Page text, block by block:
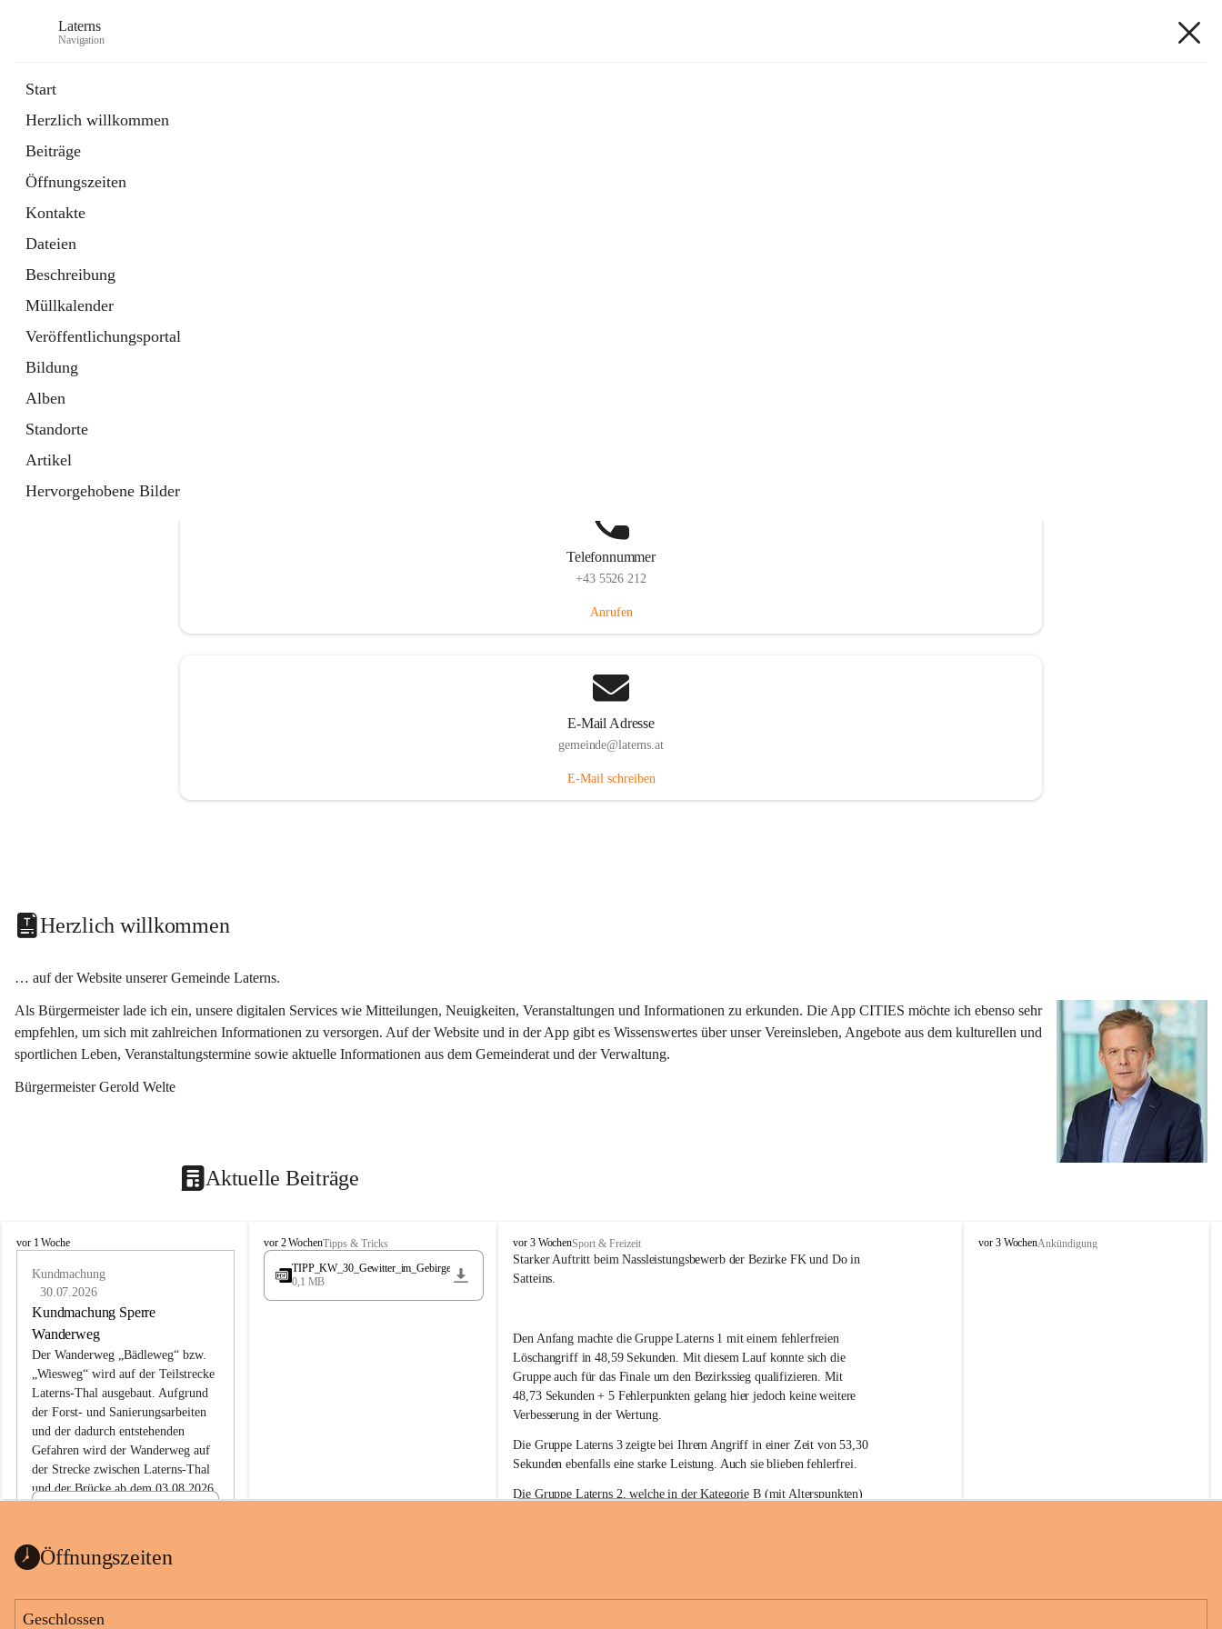
Laterns
Navigation
Start
Herzlich willkommen
Beiträge
Öffnungszeiten
Kontakte
Dateien
Beschreibung
Müllkalender
Veröffentlichungsportal
Bildung
Alben
Standorte
Artikel
Hervorgehobene Bilder
Telefonnummer
+43 5526 212
Anrufen
E-Mail Adresse
gemeinde@laterns.at
E-Mail schreiben
Herzlich willkommen
… auf der Website unserer Gemeinde Laterns.
Als Bürgermeister lade ich ein, unsere digitalen Services wie Mitteilungen, Neuigkeiten, Veranstaltungen und Informationen zu erkunden. Die App CITIES möchte ich ebenso sehr
empfehlen, um sich mit zahlreichen Informationen zu versorgen. Auf der Website und in der App gibt es Wissenswertes über unser Vereinsleben, Angebote aus dem kulturellen und
sportlichen Leben, Veranstaltungstermine sowie aktuelle Informationen aus dem Gemeinderat und der Verwaltung.
Bürgermeister Gerold Welte
Aktuelle Beiträge
L
vor 1 Woche
Kundmachung
30.07.2026
Kundmachung Sperre
Wanderweg
Der Wanderweg „Bädleweg“ bzw.
„Wiesweg“ wird auf der Teilstrecke
Laterns-Thal ausgebaut. Aufgrund
der Forst- und Sanierungsarbeiten
und der dadurch entstehenden
Gefahren wird der Wanderweg auf
der Strecke zwischen Laterns-Thal
und der Brücke ab dem 03.08.2026
ht
1 Seite•0,1 MB
L
a
e
vor 2 WochenTipps & Tricks
TIPP_KW_30_Gewitter_im_Gebirge
0,1 MB
F
r
e
l
l
i
g
e
F
e
u
e
r
w
t
vor 3 WochenSport & Freizeit
Starker Auftritt beim Nassleistungsbewerb der Bezirke FK und Do in
Satteins.
Den Anfang machte die Gruppe Laterns 1 mit einem fehlerfreien
Löschangriff in 48,59 Sekunden. Mit diesem Lauf konnte sich die
Gruppe auch für das Finale um den Bezirkssieg qualifizieren. Mit
48,73 Sekunden + 5 Fehlerpunkten gelang hier jedoch keine weitere
Verbesserung in der Wertung.
Die Gruppe Laterns 3 zeigte bei Ihrem Angriff in einer Zeit von 53,30
Sekunden ebenfalls eine starke Leistung. Auch sie blieben fehlerfrei.
Die Gruppe Laterns 2, welche in der Kategorie B (mit Alterspunkten)
L
vor 3 WochenAnkündigung
Öffnungszeiten
Geschlossen